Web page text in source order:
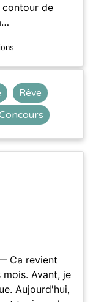
contour de
Rêve
Ca revient
Avant, je
Aujourd'hui,